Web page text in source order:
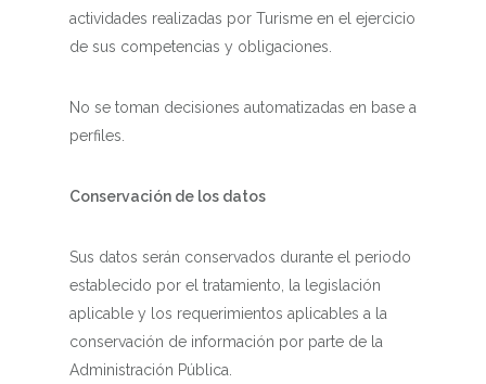
actividades realizadas por Turisme en el ejercicio
de sus competencias y obligaciones.
No se toman decisiones automatizadas en base a
perfiles.
Conservación de los datos
Sus datos serán conservados durante el periodo
establecido por el tratamiento, la legislación
aplicable y los requerimientos aplicables a la
conservación de información por parte de la
Administración Pública.